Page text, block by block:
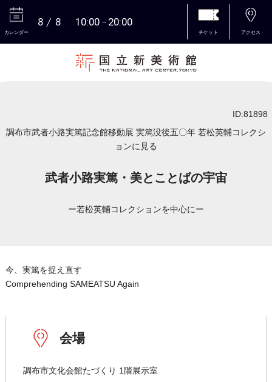
カレンダー
8 8 10:00 20:00
チケット アクセス
ID:81898
調布市武者小路実篤記念館移動展 実篤没後五〇年 若松英輔コレクシ
ョンに見る
武者小路実篤・美とことばの宇宙
ー若松英輔コレクションを中心にー
今、実篤を捉え直す
Comprehending SAMEATSU Again
会場
調布市文化会館たづくり 1階展示室